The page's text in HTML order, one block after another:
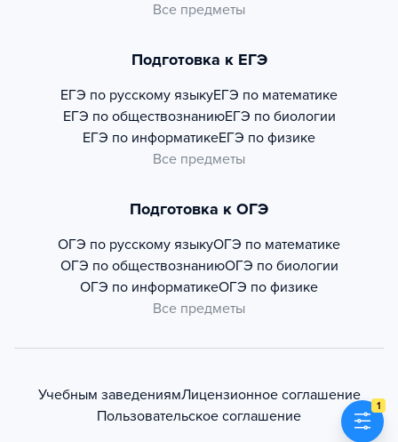
1
Все предметы
Подготовка к ЕГЭ
ЕГЭ по русскому языкуЕГЭ по математике
ЕГЭ по обществознаниюЕГЭ по биологии
ЕГЭ по информатикеЕГЭ по физике
Все предметы
Подготовка к ОГЭ
ОГЭ по русскому языкуОГЭ по математике
ОГЭ по обществознаниюОГЭ по биологии
ОГЭ по информатикеОГЭ по физике
Все предметы
Учебным заведениямЛицензионное соглашение
Пользовательское соглашение